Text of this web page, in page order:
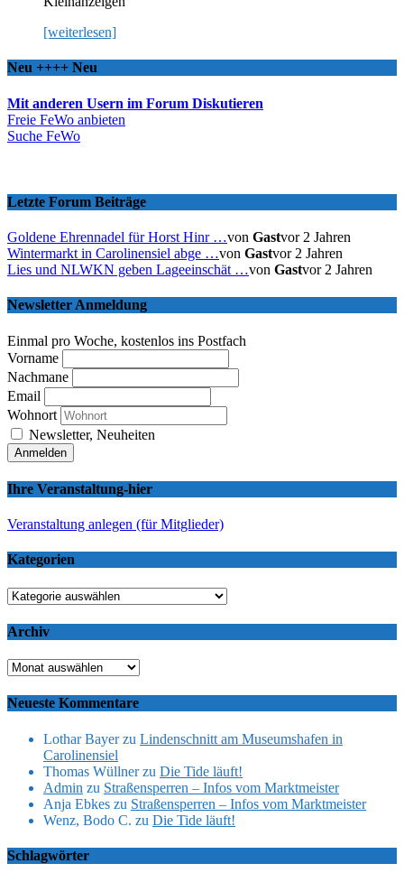
[weiterlesen]
Neu ++++ Neu
Mit anderen Usern im Forum Diskutieren
Freie FeWo anbieten
Suche FeWo
Letzte Forum Beiträge
Goldene Ehrennadel für Horst Hinr …von Gastvor 2 Jahren
Wintermarkt in Carolinensiel abge …von Gastvor 2 Jahren
Lies und NLWKN geben Lageeinschät …von Gastvor 2 Jahren
Newsletter Anmeldung
Einmal pro Woche, kostenlos ins Postfach
Vorname
Nachmane
Email
Wohnort
Newsletter, Neuheiten
Ihre Veranstaltung-hier
Veranstaltung anlegen (für Mitglieder)
Kategorien
Kategorien
Archiv
Archiv
Neueste Kommentare
Lothar Bayerzu Lindenschnitt am Museumshafen in
Carolinensiel
Thomas Wüllnerzu Die Tide läuft!
Admin zu Straßensperren – Infos vom Marktmeister
Anja Ebkes zu Straßensperren – Infos vom Marktmeister
Wenz, Bodo C. zu Die Tide läuft!
Schlagwörter